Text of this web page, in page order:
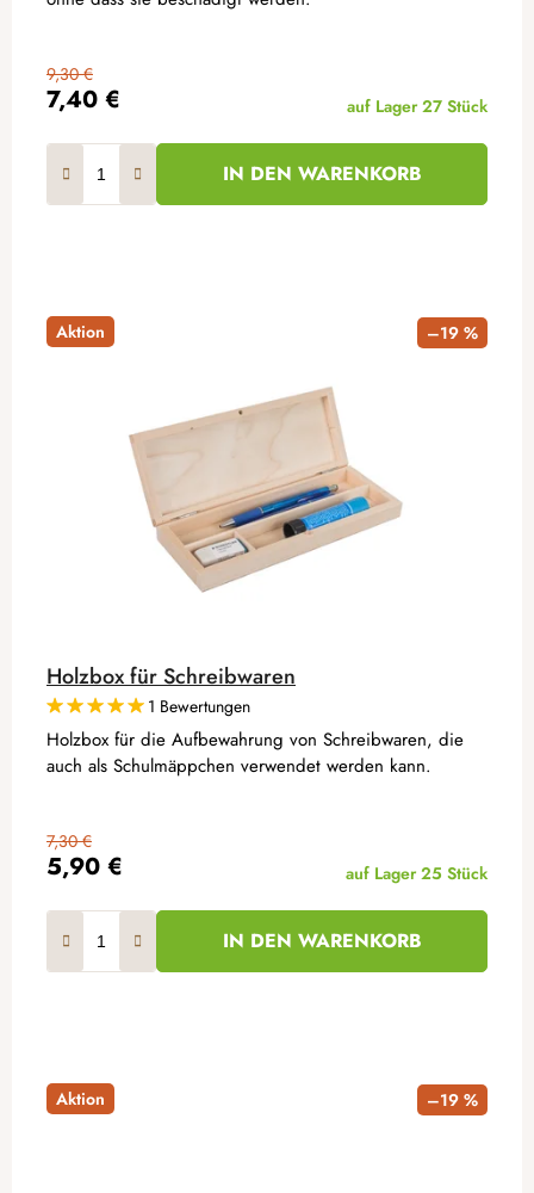
7,40 €
9,30 €
auf Lager 27 Stück
IN DEN WARENKORB
Aktion –19 %
Holzbox für Schreibwaren
1 Bewertungen
5,90 €
7,30 €
auf Lager 25 Stück
IN DEN WARENKORB
Holzbox für die Aufbewahrung von Schreibwaren, die
auch als Schulmäppchen verwendet werden kann.
Aktion –19 %